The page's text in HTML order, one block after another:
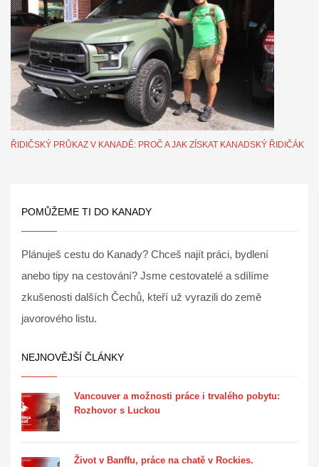
ŘIDIČSKÝ PRŮKAZ V KANADĚ: PROČ A JAK ZÍSKAT KANADSKÝ ŘIDIČÁK
POMŮŽEME TI DO KANADY
Plánuješ cestu do Kanady? Chceš najít práci, bydlení
anebo tipy na cestování? Jsme cestovatelé a sdílíme
zkušenosti dalších Čechů, kteří už vyrazili do země
javorového listu.
NEJNOVĚJŠÍ ČLÁNKY
Vancouver a možnosti práce i trvalého pobytu:
Rozhovor s Luckou
Život v Banffu, práce na chatě v Rockies.